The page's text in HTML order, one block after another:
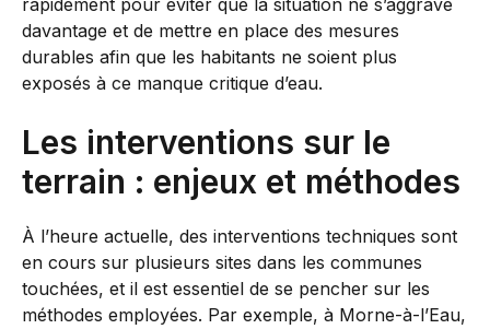
rapidement pour éviter que la situation ne s’aggrave
davantage et de mettre en place des mesures
durables afin que les habitants ne soient plus
exposés à ce manque critique d’eau.
Les interventions sur le
terrain : enjeux et méthodes
À l’heure actuelle, des interventions techniques sont
en cours sur plusieurs sites dans les communes
touchées, et il est essentiel de se pencher sur les
méthodes employées. Par exemple, à Morne-à-l’Eau,